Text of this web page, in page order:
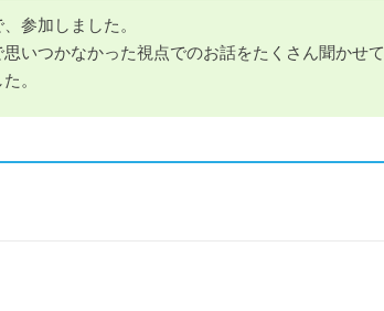
参加しました。
いつかなかった視点でのお話をたくさん聞かせ
。